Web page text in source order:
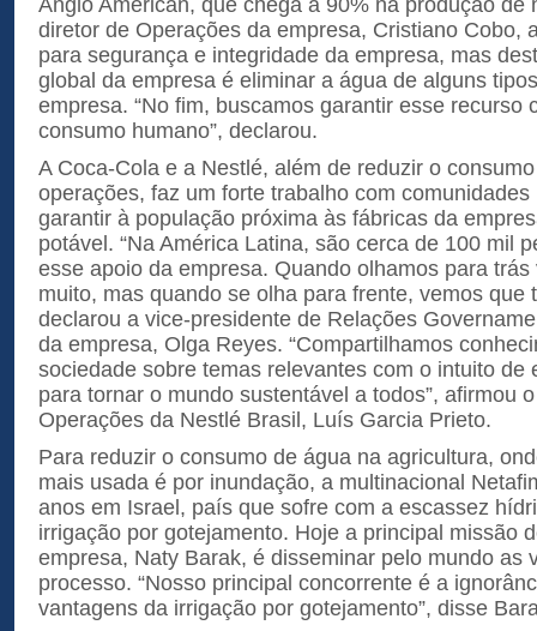
diretor de Operações da empresa, Cristiano Cobo,
para segurança e integridade da empresa, mas
global da empresa é eliminar a água de alguns
empresa. “No fim, buscamos garantir esse recurso
consumo humano”, declarou.
A Coca-Cola e a Nestlé, além de reduzir o
operações, faz um forte trabalho com
garantir à população próxima às fábricas da
potável. “Na América Latina, são cerca de 100 mil
esse apoio da empresa. Quando olhamos para
muito, mas quando se olha para frente, vemos que
declarou a vice-presidente de Relações
da empresa, Olga Reyes. “Compartilhamos
sociedade sobre temas relevantes com o intuito de
para tornar o mundo sustentável a todos”, afirmou
Operações da Nestlé Brasil, Luís Garcia Prieto.
Para reduzir o consumo de água na agricultura,
mais usada é por inundação, a multinacional
anos em Israel, país que sofre com a escassez
irrigação por gotejamento. Hoje a principal missão
empresa, Naty Barak, é disseminar pelo mundo as
processo. “Nosso principal concorrente é a
vantagens da irrigação por gotejamento”, disse